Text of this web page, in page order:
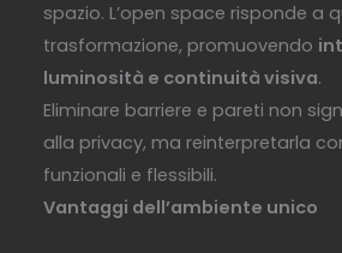
spazio. L’open space risponde a
trasformazione, promuovendo
luminosità e continuità visiva.
Eliminare barriere e pareti non
alla privacy, ma reinterpretarla
funzionali e flessibili.
Vantaggi dell’ambiente unico